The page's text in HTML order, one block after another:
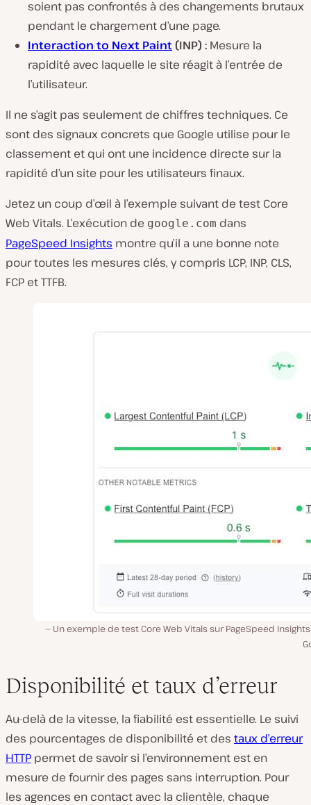
soient pas confrontés à des changements brutaux
pendant le chargement d’une page.
Interaction to Next Paint(INP) : Mesure la
rapidité avec laquelle le site réagit à l’entrée de
l’utilisateur.
Il ne s’agit pas seulement de chiffres techniques. Ce
sont des signaux concrets que Google utilise pour le
classement et qui ont une incidence directe sur la
rapidité d’un site pour les utilisateurs finaux.
Jetez un coup d’œil à l’exemple suivant de test Core
Web Vitals. L’exécution de google.com dans
PageSpeed Insights montre qu’il a une bonne note
pour toutes les mesures clés, y compris LCP, INP, CLS,
FCP et TTFB.
Un exemple de test Core Web Vitals sur PageSpeed
Disponibilité et taux d’erreur
Au-delà de la vitesse, la fiabilité est essentielle. Le suivi
des pourcentages de disponibilité et des taux d’erreur
HTTP permet de savoir si l’environnement est en
mesure de fournir des pages sans interruption. Pour
les agences en contact avec la clientèle, chaque